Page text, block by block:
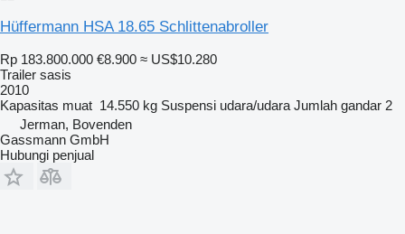
Hüffermann HSA 18.65 Schlittenabroller
Rp 183.800.000 €8.900 ≈ US$10.280
Trailer sasis
2010
Kapasitas muat 14.550 kg Suspensi udara/udara Jumlah gandar 2
Jerman, Bovenden
Gassmann GmbH
Hubungi penjual